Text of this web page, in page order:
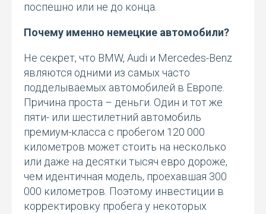
поспешно или не до конца.
Почему именно немецкие автомобили?
Не секрет, что BMW, Audi и Mercedes-Benz
являются одними из самых часто
подделываемых автомобилей в Европе.
Причина проста – деньги. Один и тот же
пяти- или шестилетний автомобиль
премиум-класса с пробегом 120 000
километров может стоить на несколько
или даже на десятки тысяч евро дороже,
чем идентичная модель, проехавшая 300
000 километров. Поэтому инвестиции в
корректировку пробега у некоторых